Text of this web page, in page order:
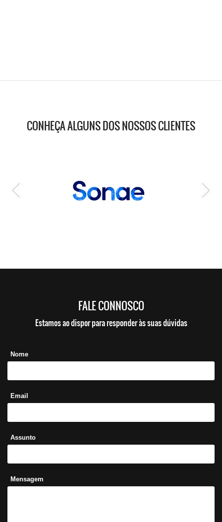
CONHEÇA ALGUNS DOS NOSSOS CLIENTES
FALE CONNOSCO
Estamos ao dispor para responder às suas dúvidas
Nome
Email
Assunto
Mensagem